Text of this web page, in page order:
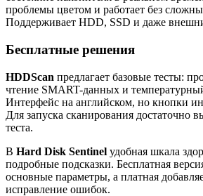
проблемы цветом и работает без
Поддерживает HDD, SSD и даже
Бесплатные решения
HDDScan предлагает базовые тесты:
чтение SMART-данных и
Интерфейс на английском, но кнопки
Для запуска сканирования достаточно
теста.
В Hard Disk Sentinel удобная шкала
подробные подсказки. Бесплатная
основные параметры, а платная
исправление ошибок.